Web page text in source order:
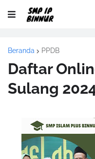
Beranda PPDB
Daftar
Sulang